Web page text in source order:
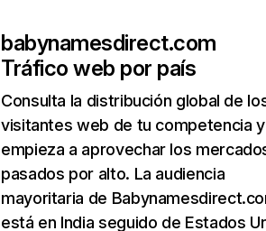
babynamesdirect.com
Tráfico web por país
Consulta la distribución global de
visitantes web de tu competencia y
empieza a aprovechar los
pasados por alto. La audiencia
mayoritaria de
está en India seguido de Estados